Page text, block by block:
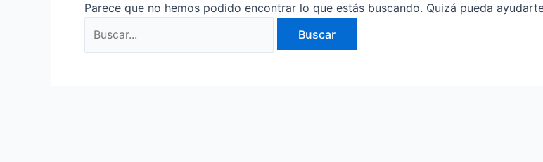
Parece que no hemos podido encontrar lo que estás buscando. Quizá pueda